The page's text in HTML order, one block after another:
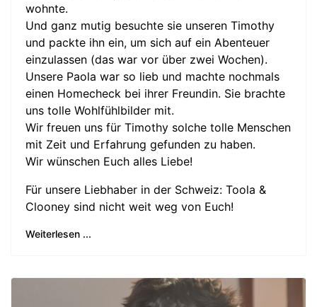
wohnte.
Und ganz mutig besuchte sie unseren Timothy
und packte ihn ein, um sich auf ein Abenteuer
einzulassen (das war vor über zwei Wochen).
Unsere Paola war so lieb und machte nochmals
einen Homecheck bei ihrer Freundin. Sie brachte
uns tolle Wohlfühlbilder mit.
Wir freuen uns für Timothy solche tolle Menschen
mit Zeit und Erfahrung gefunden zu haben.
Wir wünschen Euch alles Liebe!
Für unsere Liebhaber in der Schweiz: Toola &
Clooney sind nicht weit weg von Euch!
Weiterlesen ...